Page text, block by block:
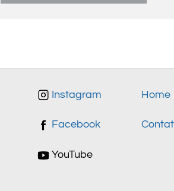
Instagram
Facebook
YouTube
Home